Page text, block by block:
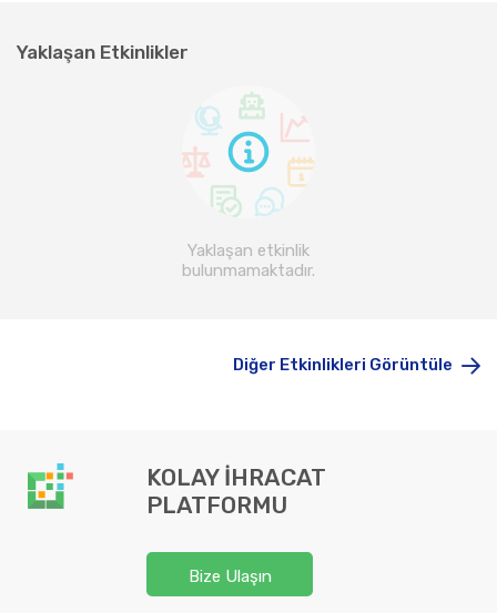
Yaklaşan Etkinlikler
Yaklaşan etkinlik
bulunmamaktadır.
Diğer Etkinlikleri Görüntüle
KOLAY İHRACAT
PLATFORMU
Bize Ulaşın